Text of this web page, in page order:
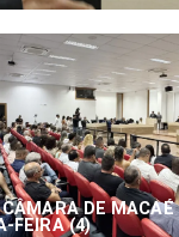
DE
FEIRA (4)